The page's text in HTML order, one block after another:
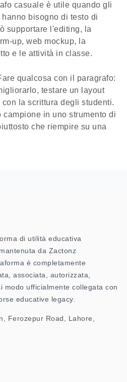
casuale è utile quando gli
bisogno di testo di
supportare l'editing, la
up, web mockup, la
e le attività in classe.
qualcosa con il paragrafo:
testare un layout
la scrittura degli studenti.
campione in uno strumento di
che riempire su una
di utilità educativa
da Zactonz
è completamente
associata, autorizzata,
modo ufficialmente collegata con
educative legacy.
Ferozepur Road, Lahore,